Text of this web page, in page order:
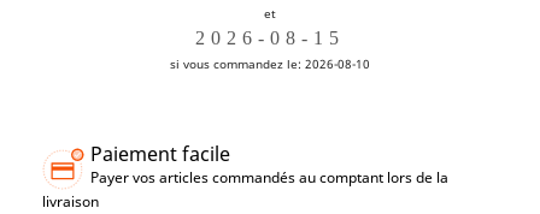
et
si vous commandez le: 2026-08-10
Paiement facile
Payer vos articles commandés au comptant lors de la
livraison